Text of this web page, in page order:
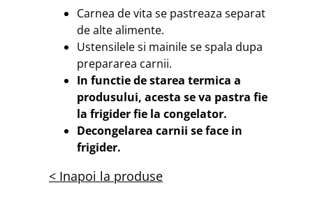
Carnea de vita se pastreaza separat
de alte alimente.
Ustensilele si mainile se spala dupa
prepararea carnii.
In functie de starea termica a
produsului, acesta se va pastra fie
la frigider fie la congelator.
Decongelarea carnii se face in
frigider.
< Inapoi la produse